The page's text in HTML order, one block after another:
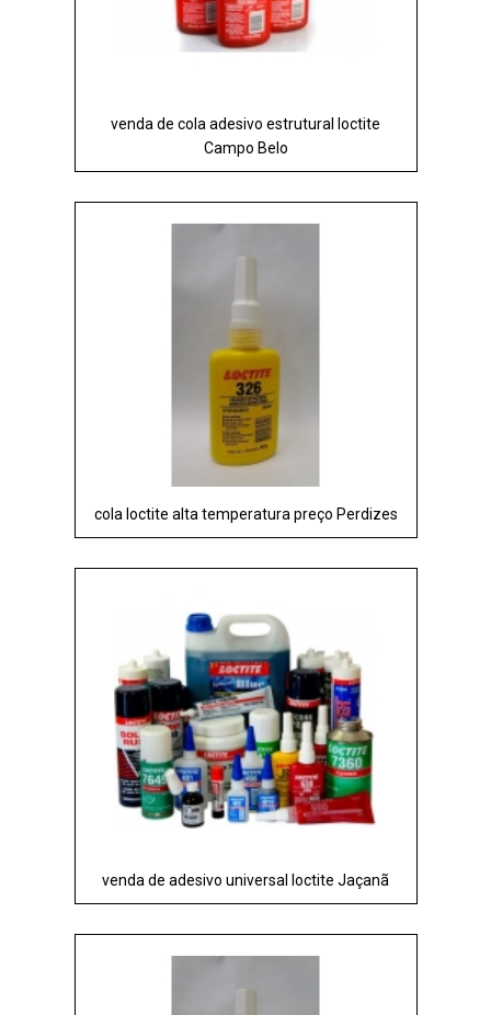
venda de cola adesivo estrutural loctite
Campo Belo
cola loctite alta temperatura preço Perdizes
venda de adesivo universal loctite Jaçanã